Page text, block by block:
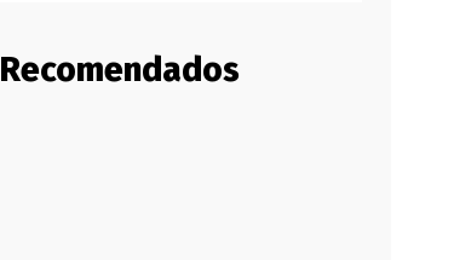
Recomendados